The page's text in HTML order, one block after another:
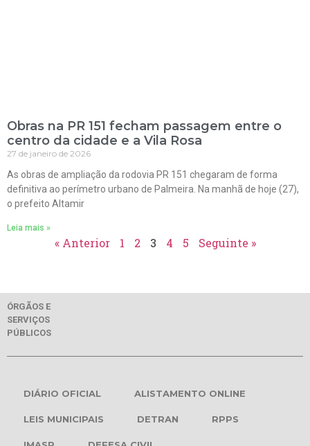
Obras na PR 151 fecham passagem entre o
centro da cidade e a Vila Rosa
27 de janeiro de 2026
As obras de ampliação da rodovia PR 151 chegaram de forma
definitiva ao perímetro urbano de Palmeira. Na manhã de hoje (27),
o prefeito Altamir
Leia mais »
« Anterior 1 2 3 4 5 Seguinte »
ÓRGÃOS E
SERVIÇOS
PÚBLICOS
DIÁRIO OFICIAL ALISTAMENTO ONLINE
LEIS MUNICIPAIS DETRAN RPPS